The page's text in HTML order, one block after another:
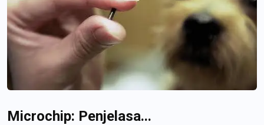
Microchip: Penjelasa...